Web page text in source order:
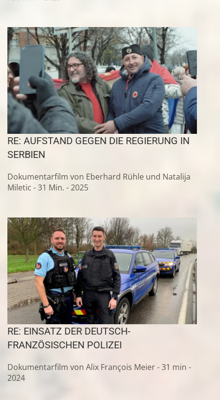
RE: AUFSTAND GEGEN DIE REGIERUNG IN
SERBIEN
Dokumentarfilm von Eberhard Rühle und Natalija
Miletic - 31 Min. - 2025
RE: EINSATZ DER DEUTSCH-
FRANZÖSISCHEN POLIZEI
Dokumentarfilm von Alix François Meier - 31 min -
2024